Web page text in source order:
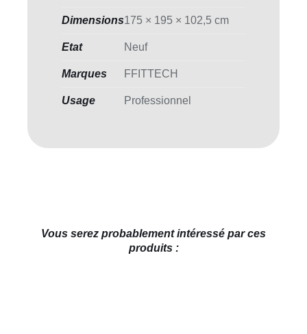
Dimensions175 × 195 × 102,5 cm
Etat Neuf
Marques FFITTECH
Usage Professionnel
Vous serez probablement intéressé par ces
produits :